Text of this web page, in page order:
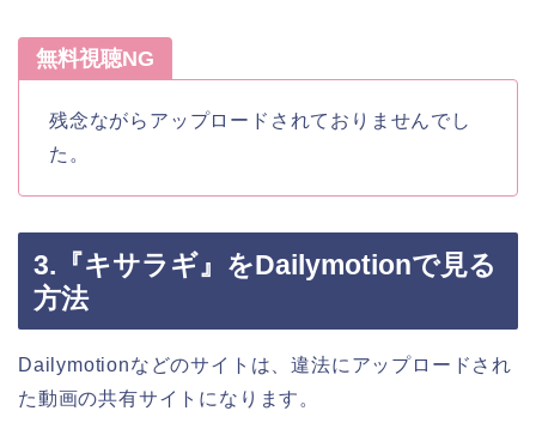
無料視聴NG
残念ながらアップロードされておりませんでし
た。
3.『キサラギ』をDailymotionで見る
方法
Dailymotionなどのサイトは、違法にアップロードされ
た動画の共有サイトになります。